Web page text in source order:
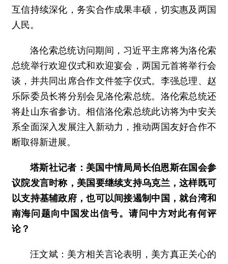
互信持续深化，务实合作成果丰硕，切实惠及两国
人民。
洛伦索总统访问期间，习近平主席将为洛伦索
总统举行欢迎仪式和欢迎宴会，两国元首将举行会
谈，并共同出席合作文件签字仪式。李强总理、赵
乐际委员长将分别会见洛伦索总统。洛伦索总统还
将赴山东省参访。相信洛伦索总统此访将为中安关
系全面深入发展注入新动力，推动两国友好合作不
断取得新进展。
塔斯社记者：美国中情局局长伯恩斯在国会参
议院发言时称，美国要继续支持乌克兰，这样既可
以支持基辅政府，也可以间接遏制中国，就台湾和
南海问题向中国发出信号。请问中方对此有何评
论？
汪文斌： 美方相关言论表明，美方真正关心的